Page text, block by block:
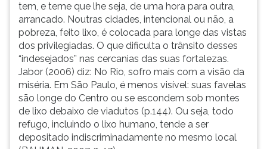
tem, e teme que lhe seja, de uma hora para outra,
arrancado. Noutras cidades, intencional ou não, a
pobreza, feito lixo, é colocada para longe das vistas
dos privilegiadas. O que dificulta o trânsito desses
“indesejados” nas cercanias das suas fortalezas.
Jabor (2006) diz: No Rio, sofro mais com a visão da
miséria. Em São Paulo, é menos visível: suas favelas
são longe do Centro ou se escondem sob montes
de lixo debaixo de viadutos (p.144). Ou seja, todo
refugo, incluindo o lixo humano, tende a ser
depositado indiscriminadamente no mesmo local